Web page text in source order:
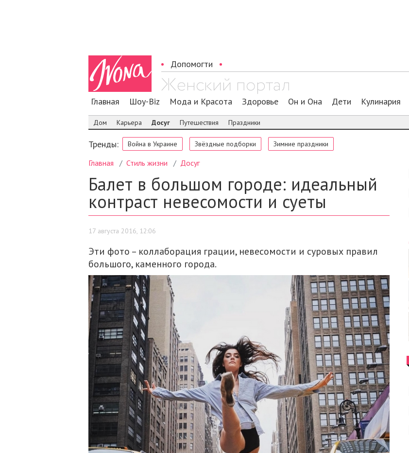
Допомогти
Главная Шоу-Biz Мода и Красота Здоровье Он и Она Дети Кулинария
Дом Карьера Досуг Путешествия Праздники
Тренды: Война в Украине Звёздные подборки Зимние праздники
Главная Стиль жизни Досуг
Балет в большом городе: идеальный
контраст невесомости и суеты
17 августа 2016, 12:06
Эти фото – коллаборация грации, невесомости и суровых правил
большого, каменного города.